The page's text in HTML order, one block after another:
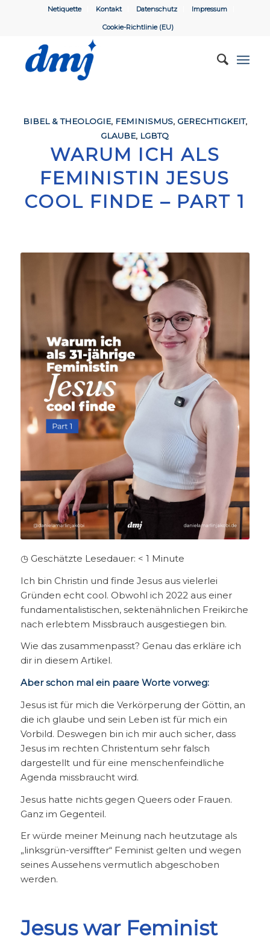
Netiquette Kontakt Datenschutz Impressum
Cookie-Richtlinie (EU)
BIBEL & THEOLOGIE, FEMINISMUS, GERECHTIGKEIT,
GLAUBE, LGBTQ
WARUM ICH ALS
FEMINISTIN JESUS
COOL FINDE – PART 1
◷ Geschätzte Lesedauer: < 1 Minute
Ich bin Christin und finde Jesus aus vielerlei
Gründen echt cool. Obwohl ich 2022 aus einer
fundamentalistischen, sektenähnlichen Freikirche
nach erlebtem Missbrauch ausgestiegen bin.
Wie das zusammenpasst? Genau das erkläre ich
dir in diesem Artikel.
Aber schon mal ein paare Worte vorweg:
Jesus ist für mich die Verkörperung der Göttin, an
die ich glaube und sein Leben ist für mich ein
Vorbild. Deswegen bin ich mir auch sicher, dass
Jesus im rechten Christentum sehr falsch
dargestellt und für eine menschenfeindliche
Agenda missbraucht wird.
Jesus hatte nichts gegen Queers oder Frauen.
Ganz im Gegenteil.
Er würde meiner Meinung nach heutzutage als
„linksgrün-versiffter“ Feminist gelten und wegen
seines Aussehens vermutlich abgeschoben
werden.
Jesus war Feminist